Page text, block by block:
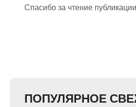
Спасибо за чтение публикации
ПОПУЛЯРНОЕ